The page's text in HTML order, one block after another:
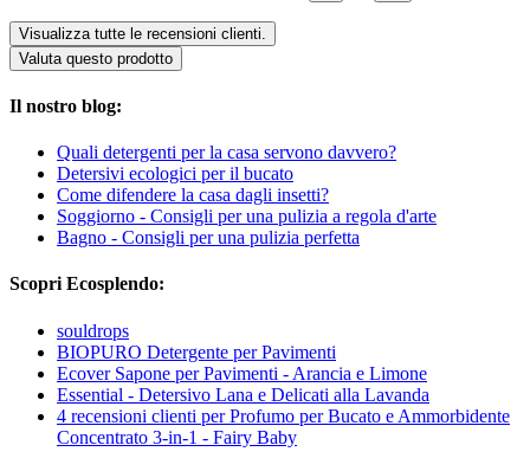
Visualizza tutte le recensioni clienti.
Valuta questo prodotto
Il nostro blog:
Quali detergenti per la casa servono davvero?
Detersivi ecologici per il bucato
Come difendere la casa dagli insetti?
Soggiorno - Consigli per una pulizia a regola d'arte
Bagno - Consigli per una pulizia perfetta
Scopri Ecosplendo:
souldrops
BIOPURO Detergente per Pavimenti
Ecover Sapone per Pavimenti - Arancia e Limone
Essential - Detersivo Lana e Delicati alla Lavanda
4 recensioni clienti per Profumo per Bucato e Ammorbidente
Concentrato 3-in-1 - Fairy Baby